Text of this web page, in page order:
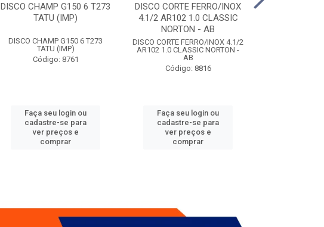
DISCO CHAMP G150 6 T273
TATU (IMP)
DISCO CHAMP G150 6 T273
TATU (IMP)
Código: 8761
Faça seu login ou
cadastre-se para
ver preços e
comprar
DISCO CORTE FERRO/INOX
4.1/2 AR102 1.0 CLASSIC
NORTON - AB
DISCO CORTE FERRO/INOX 4.1/2
AR102 1.0 CLASSIC NORTON -
AB
Código: 8816
Faça seu login ou
cadastre-se para
ver preços e
comprar